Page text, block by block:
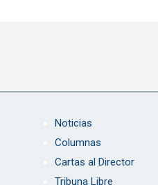
Noticias
Columnas
Cartas al Director
Tribuna Libre